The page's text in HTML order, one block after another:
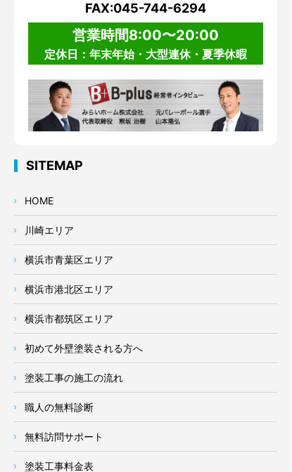
FAX:045-744-6294
営業時間8:00〜20:00
定休日：年末年始・大型連休・夏季休暇
SITEMAP
HOME
川崎エリア
横浜市青葉区エリア
横浜市港北区エリア
横浜市都筑区エリア
初めて外壁塗装される方へ
塗装工事の施工の流れ
職人の無料診断
無料訪問サポート
塗装工事料金表